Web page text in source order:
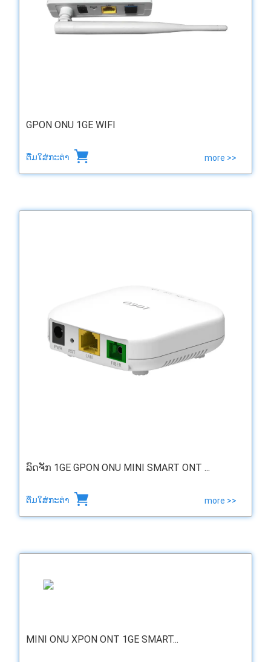
GPON ONU 1GE WIFI
ຕື່ມໃສ່ກະຕ່າ more >>
ລົດຈັກ 1GE GPON ONU MINI SMART ONT ...
ຕື່ມໃສ່ກະຕ່າ more >>
MINI ONU XPON ONT 1GE SMART...